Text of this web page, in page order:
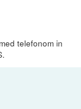
telefonom in